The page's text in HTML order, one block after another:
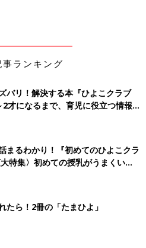
ランキング
バリ！解決する本『ひよこクラブ
になるまで、育児に役立つ情報が
まるわかり！『初めてのひよこクラ
特集〉初めての授乳がうまくい
ルクの基本と夏のトラブル 解決テ
たら！2冊の「たまひよ」